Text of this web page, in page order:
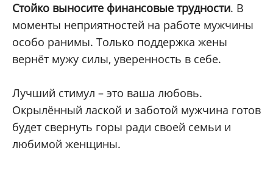
Стойко выносите финансовые трудности. В
моменты неприятностей на работе мужчины
особо ранимы. Только поддержка жены
вернёт мужу силы, уверенность в себе.
Лучший стимул – это ваша любовь.
Окрылённый лаской и заботой мужчина готов
будет свернуть горы ради своей семьи и
любимой женщины.